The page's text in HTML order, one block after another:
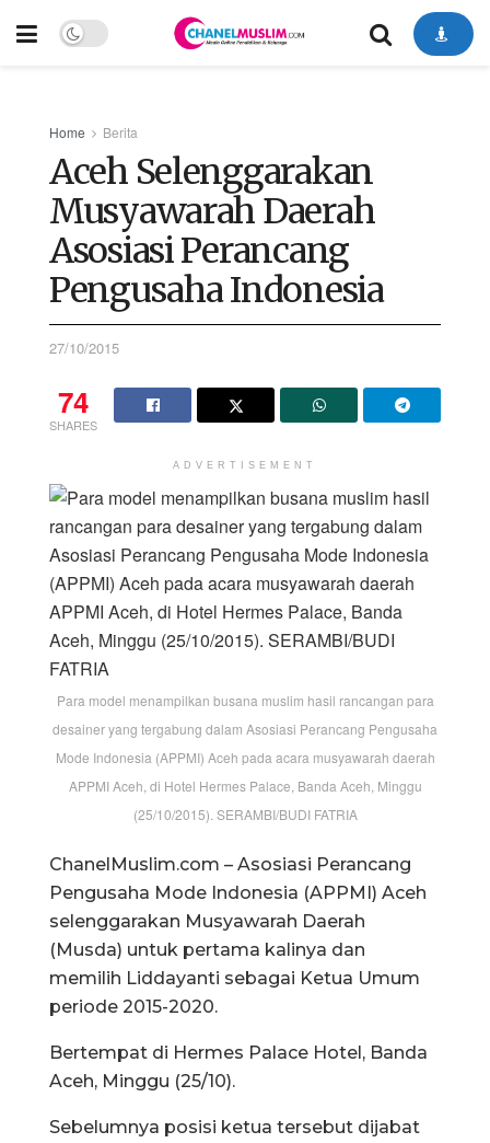
Home Berita
Aceh Selenggarakan
Musyawarah Daerah
Asosiasi Perancang
Pengusaha Indonesia
27/10/2015
74
SHARES
ADVERTISEMENT
Para model menampilkan busana muslim hasil rancangan para
desainer yang tergabung dalam Asosiasi Perancang Pengusaha
Mode Indonesia (APPMI) Aceh pada acara musyawarah daerah
APPMI Aceh, di Hotel Hermes Palace, Banda Aceh, Minggu
(25/10/2015). SERAMBI/BUDI FATRIA
ChanelMuslim.com – Asosiasi Perancang
Pengusaha Mode Indonesia (APPMI) Aceh
selenggarakan Musyawarah Daerah
(Musda) untuk pertama kalinya dan
memilih Liddayanti sebagai Ketua Umum
periode 2015-2020.
Bertempat di Hermes Palace Hotel, Banda
Aceh, Minggu (25/10).
Sebelumnya posisi ketua tersebut dijabat